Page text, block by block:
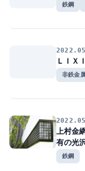
鉄鋼
ＬＩＸ
非鉄金
上村金
有の光
鉄鋼